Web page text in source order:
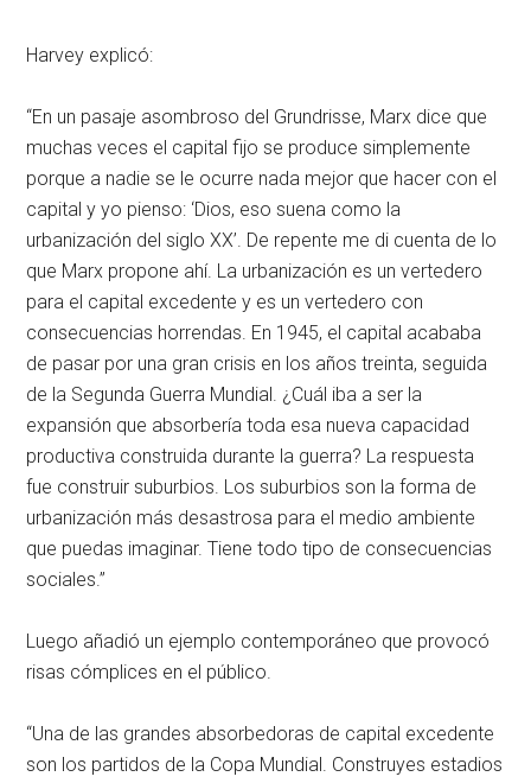
Harvey explicó:
“En un pasaje asombroso del Grundrisse, Marx dice que
muchas veces el capital fijo se produce simplemente
porque a nadie se le ocurre nada mejor que hacer con el
capital y yo pienso: ‘Dios, eso suena como la
urbanización del siglo XX’. De repente me di cuenta de lo
que Marx propone ahí. La urbanización es un vertedero
para el capital excedente y es un vertedero con
consecuencias horrendas. En 1945, el capital acababa
de pasar por una gran crisis en los años treinta, seguida
de la Segunda Guerra Mundial. ¿Cuál iba a ser la
expansión que absorbería toda esa nueva capacidad
productiva construida durante la guerra? La respuesta
fue construir suburbios. Los suburbios son la forma de
urbanización más desastrosa para el medio ambiente
que puedas imaginar. Tiene todo tipo de consecuencias
sociales.”
Luego añadió un ejemplo contemporáneo que provocó
risas cómplices en el público.
“Una de las grandes absorbedoras de capital excedente
son los partidos de la Copa Mundial. Construyes estadios